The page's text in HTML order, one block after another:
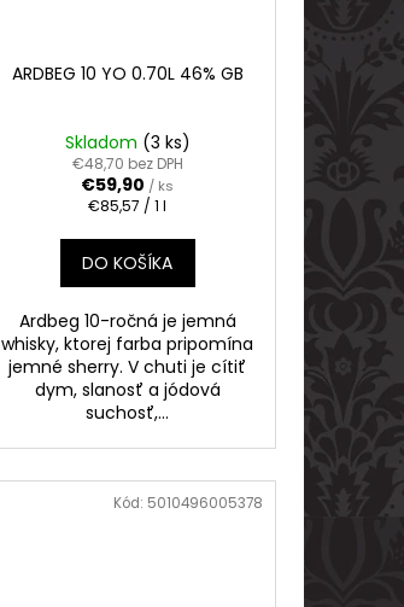
ARDBEG 10 YO 0.70L 46% GB
Skladom (3 ks)
€48,70 bez DPH
€59,90 / ks
Jednotková
€85,57 / 1 l
DO KOŠÍKA
Ardbeg 10-ročná je jemná
whisky, ktorej farba pripomína
jemné sherry. V chuti je cítiť
dym, slanosť a jódová
suchosť,...
Kód: 5010496005378